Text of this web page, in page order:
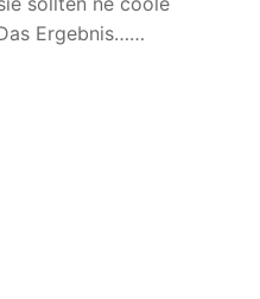
Ergebnis……